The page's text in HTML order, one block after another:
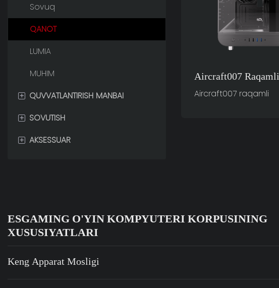
Sovuq
QANOT
LUMIA
MUHIM
+ QUVVATLANTIRISH MANBAI
80 PLUS OLTIN
80 PLUS BRONZA
+ SOVUTISH
CPU SUYUQ SOVUTGICHI
+ AKSESSUAR
Aircraft007 Raqamli
Aircraft007 raqamli
ESGAMING O'YIN KOMPYUTERI KORPUSINING
XUSUSIYATLARI
Keng Apparat Mosligi